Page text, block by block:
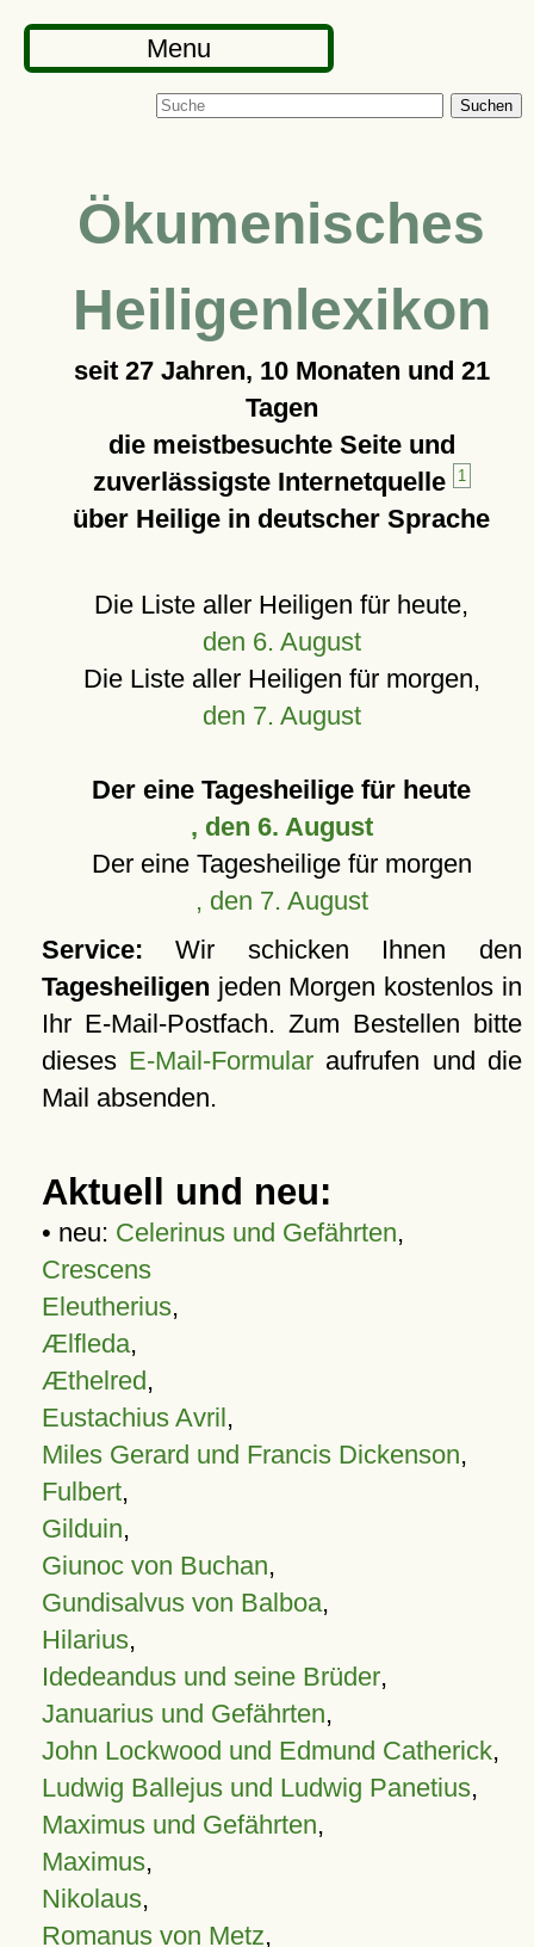
Menu
Suchen
Ökumenisches
Heiligenlexikon
seit 27 Jahren, 10 Monaten und 21
Tagen
die meistbesuchte Seite und
zuverlässigste Internetquelle
1
über Heilige in deutscher Sprache
Die Liste aller Heiligen für heute,
den 6. August
Die Liste aller Heiligen für morgen,
den 7. August
Der eine Tagesheilige für heute
, den 6. August
Der eine Tagesheilige für morgen
, den 7. August
Service: Wir schicken Ihnen den
Tagesheiligen jeden Morgen kostenlos in
Ihr E-Mail-Postfach. Zum Bestellen bitte
dieses E-Mail-Formular aufrufen und die
Mail absenden.
Aktuell und neu:
• neu: Celerinus und Gefährten,
Crescens
Eleutherius,
Ælfleda,
Æthelred,
Eustachius Avril,
Miles Gerard und Francis Dickenson,
Fulbert,
Gilduin,
Giunoc von Buchan,
Gundisalvus von Balboa,
Hilarius,
Idedeandus und seine Brüder,
Januarius und Gefährten,
John Lockwood und Edmund Catherick,
Ludwig Ballejus und Ludwig Panetius,
Maximus und Gefährten,
Maximus,
Nikolaus,
Romanus von Metz,